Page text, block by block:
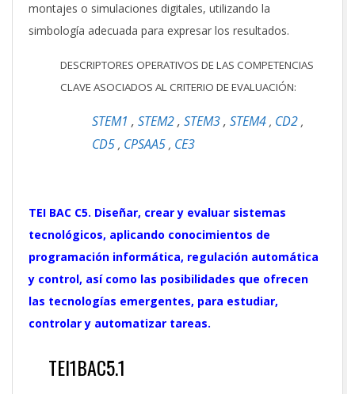
montajes o simulaciones digitales, utilizando la
simbología adecuada para expresar los resultados.
DESCRIPTORES OPERATIVOS DE LAS COMPETENCIAS
CLAVE ASOCIADOS AL CRITERIO DE EVALUACIÓN:
STEM1 , STEM2, STEM3, STEM4 , CD2 ,
CD5 , CPSAA5 , CE3
TEI BAC C5. Diseñar, crear y evaluar sistemas
tecnológicos, aplicando conocimientos de
programación informática, regulación automática
y control, así como las posibilidades que ofrecen
las tecnologías emergentes, para estudiar,
controlar y automatizar tareas.
TEI1BAC5.1